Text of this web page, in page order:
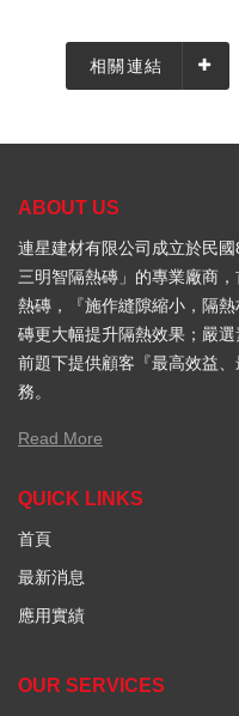
相關連結
ABOUT US
連星建材有限公司成立於民
三明智隔熱磚」的專業廠商
熱磚，『施作縫隙縮小，隔
磚更大幅提升隔熱效果；嚴
前題下提供顧客『最高效益
務。
Read More
QUICK LINKS
首頁
最新消息
應用實績
OUR SERVICES